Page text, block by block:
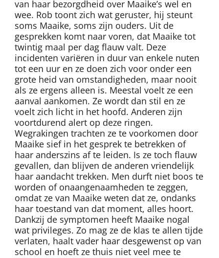
van haar bezorgdheid over Maaike’s wel en
wee. Rob toont zich wat geruster, hij steunt
soms Maaike, soms zijn ouders. Uit de
gesprekken komt naar voren, dat Maaike tot
twintig maal per dag flauw valt. Deze
incidenten variëren in duur van enkele nuten
tot een uur en ze doen zich voor onder een
grote heid van omstandigheden, maar nooit
als ze ergens alleen is. Meestal voelt ze een
aanval aankomen. Ze wordt dan stil en ze
voelt zich licht in het hoofd. Anderen zijn
voortdurend alert op deze ringen.
Wegrakingen trachten ze te voorkomen door
Maaike sief in het gesprek te betrekken of
haar anderszins af te leiden. Is ze toch flauw
gevallen, dan blijven de anderen vriendelijk
haar aandacht trekken. Men durft niet boos te
worden of onaangenaamheden te zeggen,
omdat ze van Maaike weten dat ze, ondanks
haar toestand van dat moment, alles hoort.
Dankzij de symptomen heeft Maaike nogal
wat privileges. Zo mag ze de klas te allen tijde
verlaten, haalt vader haar desgewenst op van
school en hoeft ze thuis niet veel mee te